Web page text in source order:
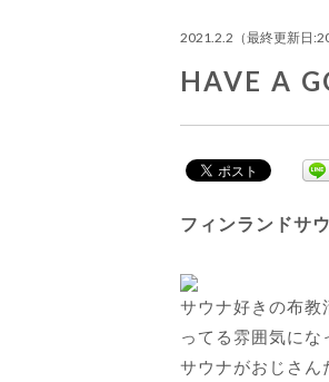
2021.2.2（最終更新
HAVE A
フィンランドサ
サウナ好きの布教
ってる雰囲気にな
サウナがおじさん